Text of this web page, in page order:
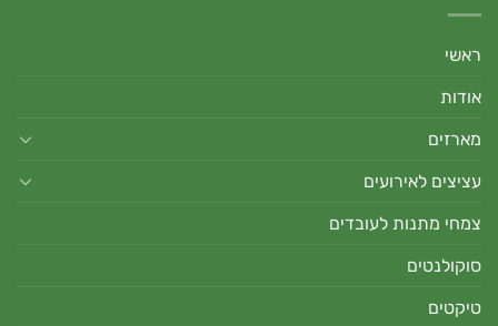
ראשי
אודות
מארזים
עציצים לאירועים
צמחי מתנות לעובדים
סוקולנטים
טיקטים